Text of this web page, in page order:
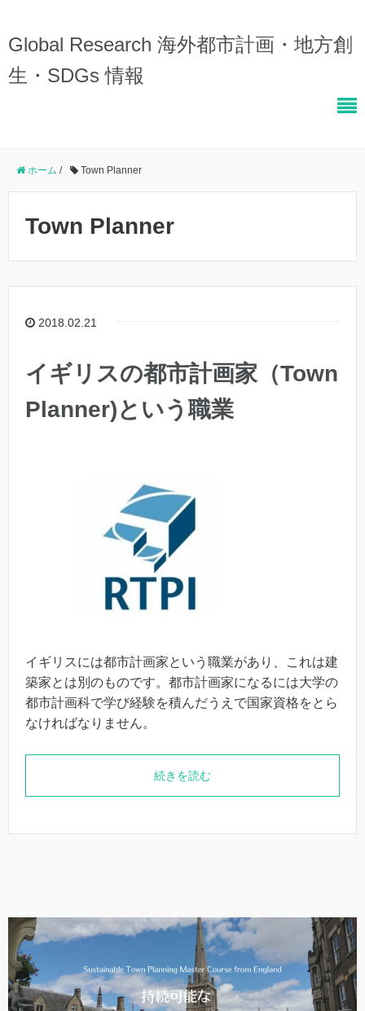
Global Research 海外都市計画・地方創
生・SDGs 情報
ホーム / Town Planner
Town Planner
2018.02.21
イギリスの都市計画家（Town
Planner)という職業
イギリスには都市計画家という職業があり、これは建
築家とは別のものです。都市計画家になるには大学の
都市計画科で学び経験を積んだうえで国家資格をとら
なければなりません。
続きを読む